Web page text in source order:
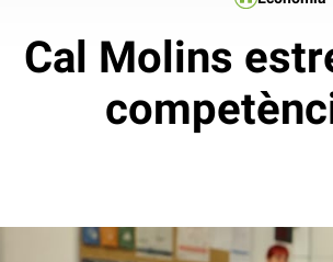
Cal Molins